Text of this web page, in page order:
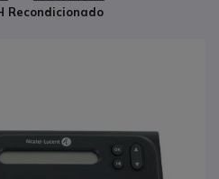
Recondicionado